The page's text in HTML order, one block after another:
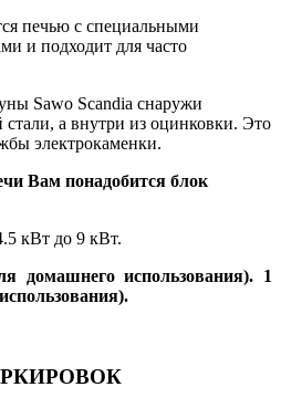
печью с специальными
и подходит для часто
Sawo Scandia снаружи
а внутри из оцинковки. Это
электрокаменки.
Вам понадобится блок
кВт до 9 кВт.
использования). 1